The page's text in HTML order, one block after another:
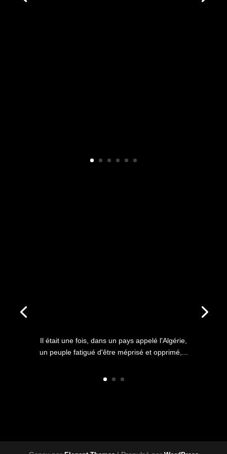
Il était une fois, dans un pays appelé l'Algérie,
un peuple fatigué d'être méprisé et opprimé,...